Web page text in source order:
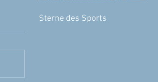
Sterne des Sports